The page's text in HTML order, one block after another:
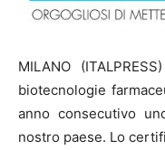
MILANO
biotecnologie
anno consecutivo
nostro paese. Lo